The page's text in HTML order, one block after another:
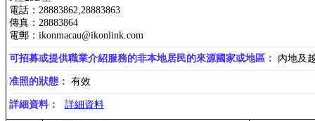
電話：28883862,28883863
傳真：28883864
電郵：ikonmacau@ikonlink.com
可招募或提供職業介紹服務的非本地居民的來源國家或地區： 內地及
准照的狀態： 有效
詳細資料： 詳細資料